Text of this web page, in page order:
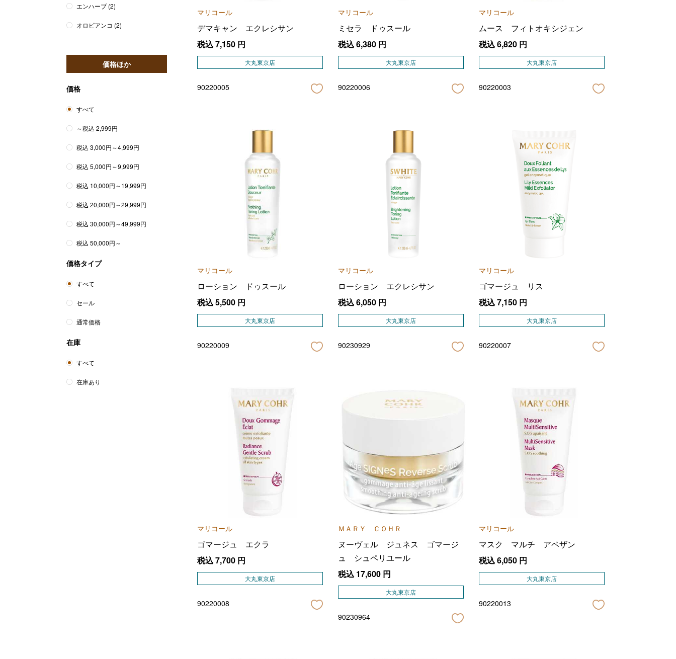
マリコール
デマキャン エクレシサン
税込7,150 円
大丸東京店
90220005
マリコール
ミセラ ドゥスール
税込6,380 円
大丸東京店
90220006
マリコール
ムース フィトオキシジェン
税込6,820 円
大丸東京店
90220003
マリコール
ローション ドゥスール
税込5,500 円
大丸東京店
90220009
マリコール
ローション エクレシサン
税込6,050 円
大丸東京店
90230929
マリコール
ゴマージュ リス
税込7,150 円
大丸東京店
90220007
マリコール
ゴマージュ エクラ
税込7,700 円
大丸東京店
90220008
ＭＡＲＹ ＣＯＨＲ
ヌーヴェル ジュネス ゴマージ
ュ シュペリユール
税込 17,600 円
大丸東京店
90230964
マリコール
マスク マルチ アペザン
税込6,050 円
大丸東京店
90220013
エンハーブ (2)
オロビアンコ (2)
価格ほか
価格
すべて
～税込 2,999円
税込 3,000円～4,999円
税込 5,000円～9,999円
税込 10,000円～19,999円
税込 20,000円～29,999円
税込 30,000円～49,999円
税込 50,000円～
価格タイプ
すべて
セール
通常価格
在庫
すべて
在庫あり